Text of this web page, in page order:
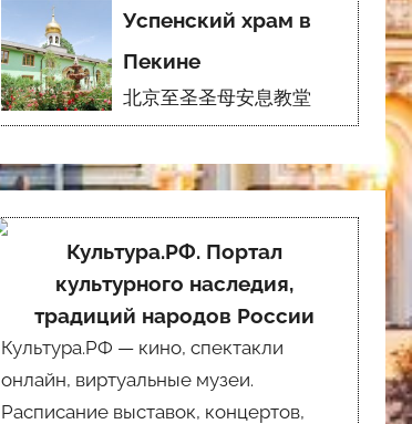
Успенский храм в
Пекине
北京至圣圣母安息教堂
Культура.РФ. Портал
культурного наследия,
традиций народов России
Культура.РФ — кино, спектакли
онлайн, виртуальные музеи.
Расписание выставок, концертов,